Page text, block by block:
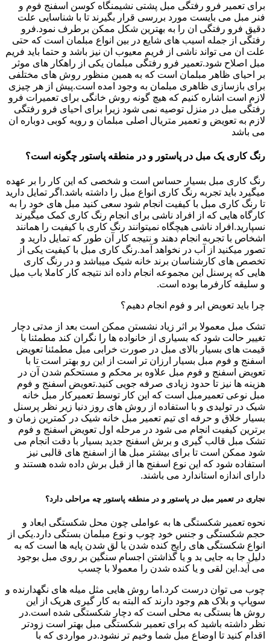
برای تعمیر فرو رفتگی مبل پشتی نشیمنگاه کوسن اسفنج فوم و
فنر مبل می بایست مورد بررسی قرار بگیرند تا با شناسایی علت
دقیق فرو رفتگی ان را به بهترین شکل ممکن برطرف نمود.فرو
رفتگی از جمله اسیب های شایع در بین انواع مبلمان است که حتی
علت ان می تواند ناشی از فریم معیوب ان نیز باشد و حتما باید فریم
مبل اصلاح شود.تعمیر فرو رفتگی مبلمان یکی از راهکار های موثر
بر احیای ظاهر مبلمان است که به همین منظور روش های مختلفی
برای بازسازی ظاهری مبلمان به وجود امده است.پیش از هر چیزی
لازم است اشاره کنیم که هیچ گونه روش خانگی برای تعمیرات فرو
رفتگی مبل در منزل توصیه نمی شود زیرا برای احیای فرو رفتگی
لازم به تعویض و تعمیر متریال اصلی مبلمان و رویه کوبی دوباره ان
می باشد
رنگ کاری یک مبل در پاستور و در منطقه پاستور چگونه است؟
رنگ کاری مبل بسیار حساس است و شخصی که این کار را بر عهده
میگیرد باید تجربه رنگ کاری انواع مبل را داشته باشد.اگر تمایل دارید
تا رنگ کاری مبل با کیفیت انجام شود سعی کنید مبل های خود را به
کارگاه هایی که از افراد ناشی برای انجام رنگ کاری کمک میگیرند
نسپارید.افراد ناشی هیچگاه نمیتوانند رنگ کاری با کیفیت را همانند
اشخاص با تجربه انجام دهند و نتیجه کار آن طور که تمایل دارید و
تصور میکنید از آب در نخواهد آمد.رنگ کاری مبل با کیفیت یکی از
تخصص های کارشناسان برند خانه شیک میباشد و در رنگ کاری
هایی که پرسنل این مجموعه انجام داده اند نتیجه کار کاملا باب میل
و سلیقه کارفرما بوده است.
چرا باید تعویض ابر و فوم انجام دهیم؟
تشک مبل معمولا بر اثر زیاد نشستن ممکن است بعد از مدتی دچار
تغییر حالت شود که بسیاری از خانواده ها را نگران کند مطمئنا با
قیمت های بسیار بالای مبل در صورت خرابی مبل مطمئنا تعویض
اسفنج و فوم مبل بسیار ارزان تر است از این رو بهتر است تا با
تعویض اسفنج و فوم مبل علاوه بر محکم و مستحکم شدن آن در
هزینه ها نیز تا حدود زیادی صرفه جویی کنید.تعویض اسفنج و فوم
مبل نوعی تعمیرمبل است که این کار توسط تعمیرکار مبل خانه
شیک در تولیدی و با استفاده از روش های روز دنیا زیر نظر پرسنل
بسیار خلاق و حرفه ای تیم تعمیر مبل خانه شیک در کمترین زمان و
برترین کیفیت انجام می شود در مرحله اول تعویض اسفنج و فوم
تشک مبل قالب گیری و برش اسفنج جدید بسیار با دقت انجام می
شود ممکن است تا برای بیشتر مبل ها از اسفنج های قالبی نیز
استفاده شود که این نوع اسفنج ها از قبل برش داده شده هستند و
دارای اندازه استاندارد می باشند.
نجاری در تعمیر مبل در پاستور و در منطقه پاستور چه مراحلی دارد؟
نحوه تعمیر شکستگی ها به عواملی چون محل شکستگی ابعاد و
حجم شکستگی و جنس خود چوب و نوع مبلمان بستگی دارد.یکی از
انواع شکستگی های رایج کنده شدن یا لق شدن پایه ها است که به
دلیل جا به جایی بد و یا گذاشتن اجسام سنگین بر روی مبل بوجود
می آید.این لقی و یا کنده شدن را معمولا با چسب
چوب می توان درست کرد.اما روش هایی مثل میله های نگهدارنده و
سوپاپ و بلاک هم وجود دارند که البته به کار گیری هریک از این
روش ها بستگی به محلی است که دچار شکستگی شده است.در
نظر داشته باشید که برای تعمیر شکستگی مبل بهتر است زودتر
اقدام کنید تا اوضاع مبل شما وخیم تر نشود.در مواردی که با